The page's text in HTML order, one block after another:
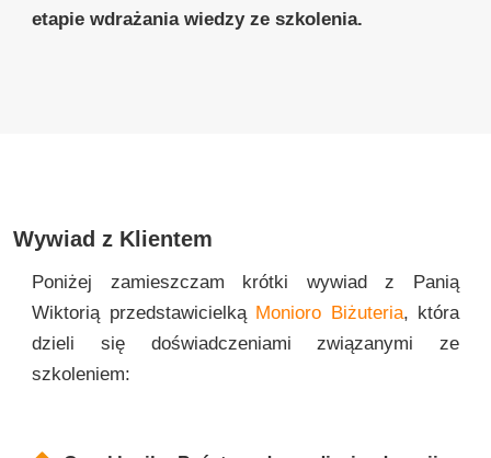
etapie wdrażania wiedzy ze szkolenia.
Wywiad z Klientem
Poniżej zamieszczam krótki wywiad z Panią
Wiktorią przedstawicielką Monioro Biżuteria, która
dzieli się doświadczeniami związanymi ze
szkoleniem: